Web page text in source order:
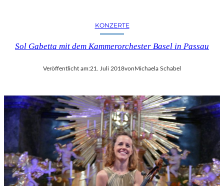
KONZERTE
Sol Gabetta mit dem Kammerorchester Basel in Passau
Veröffentlicht am:21. Juli 2018vonMichaela Schabel